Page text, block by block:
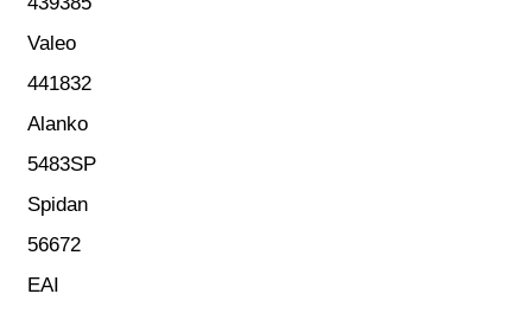
Valeo
441832
Alanko
5483SP
Spidan
56672
EAI